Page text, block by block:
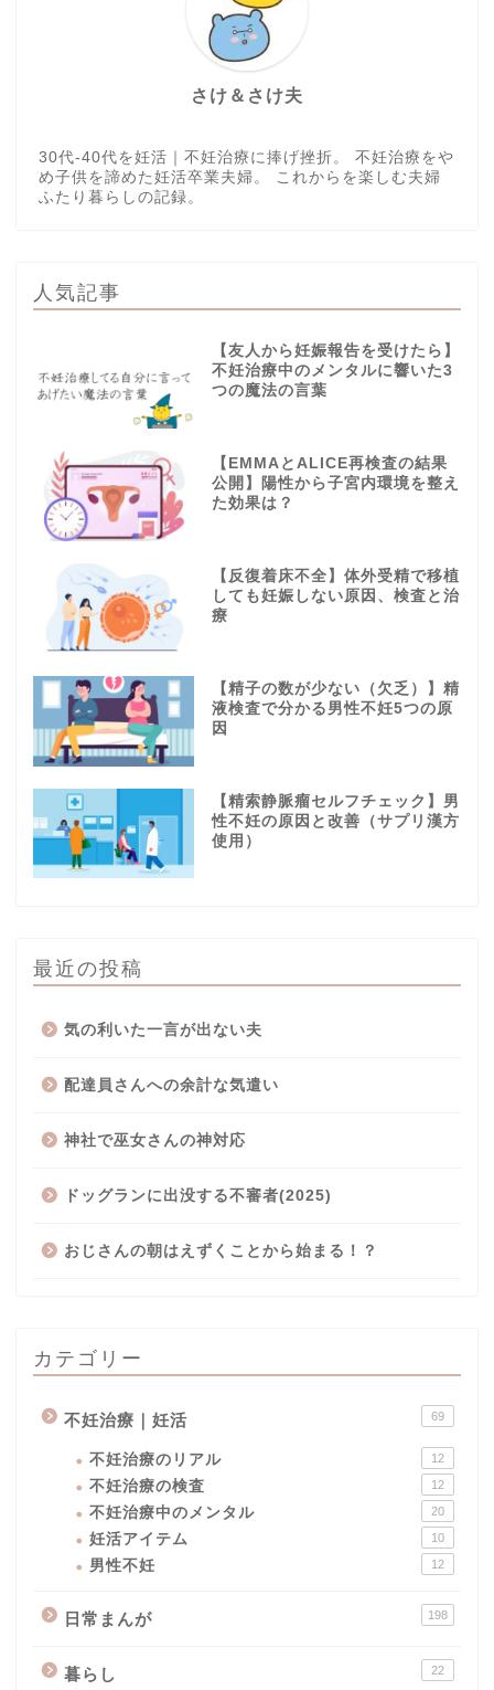
さけ＆さけ夫
30代-40代を妊活｜不妊治療に捧げ挫折。 不妊治療をや
め子供を諦めた妊活卒業夫婦。 これからを楽しむ夫婦
ふたり暮らしの記録。
人気記事
【友人から妊娠報告を受けたら】
不妊治療中のメンタルに響いた3
つの魔法の言葉
【EMMAとALICE再検査の結果
公開】陽性から子宮内環境を整え
た効果は？
【反復着床不全】体外受精で移植
しても妊娠しない原因、検査と治
療
【精子の数が少ない（欠乏）】精
液検査で分かる男性不妊5つの原
因
【精索静脈瘤セルフチェック】男
性不妊の原因と改善（サプリ漢方
使用）
最近の投稿
気の利いた一言が出ない夫
配達員さんへの余計な気遣い
神社で巫女さんの神対応
ドッグランに出没する不審者(2025)
おじさんの朝はえずくことから始まる！？
カテゴリー
不妊治療｜妊活 69
不妊治療のリアル 12
不妊治療の検査 12
不妊治療中のメンタル 20
妊活アイテム 10
男性不妊 12
日常まんが 198
暮らし 22